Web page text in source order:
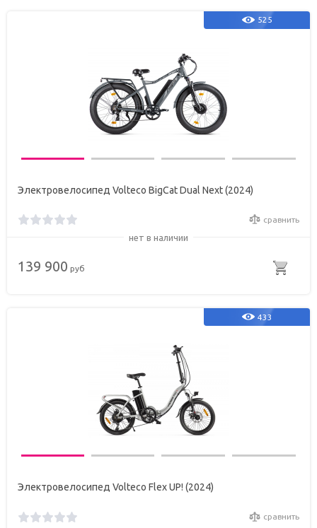
525
Электровелосипед Volteco BigCat Dual Next (2024)
сравнить
нет в наличии
139 900 руб
433
Электровелосипед Volteco Flex UP! (2024)
сравнить